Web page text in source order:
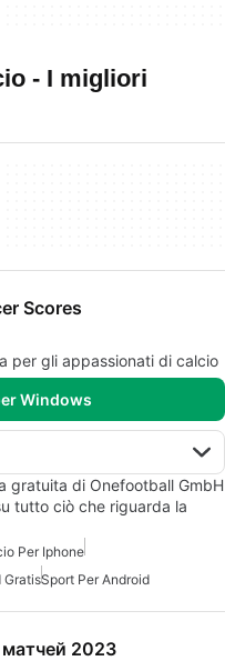
- I migliori
Scores
per gli appassionati di calcio
Windows
gratuita di Onefootball GmbH
tutto ciò che riguarda la
Per Iphone
GratisSport Per Android
2023